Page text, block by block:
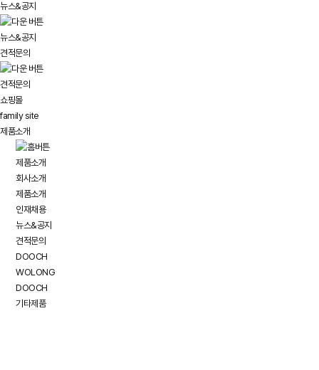
뉴스&공지
뉴스&공지
견적문의
견적문의
쇼핑몰
family site
제품소개
제품소개
회사소개
제품소개
인재채용
뉴스&공지
견적문의
DOOCH
WOLONG
DOOCH
기타제품